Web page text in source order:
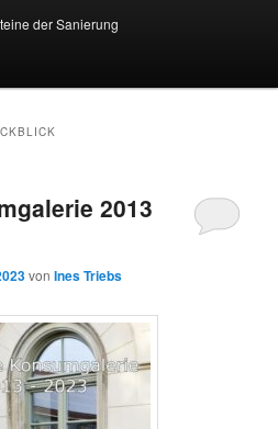
der Sanierung
2013
vonInes Triebs